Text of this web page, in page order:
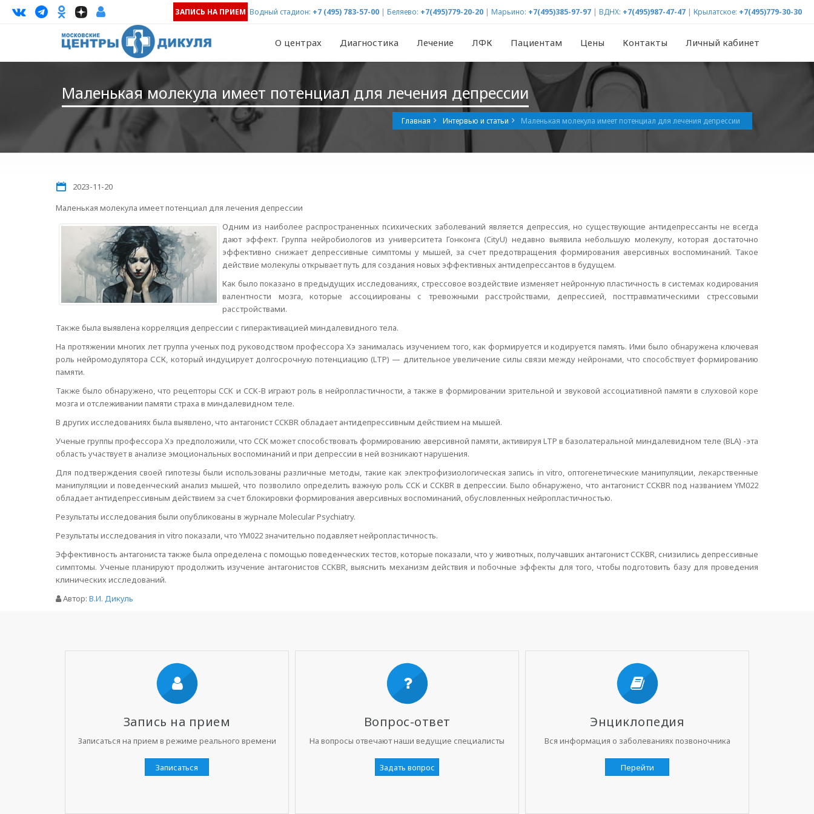
ЗАПИСЬ НА ПРИЕМ Водный стадион: +7 (495) 783-57-00 | Беляево: +7(495)779-20-20 | Марьино: +7(495)385-97-97 | ВДНХ: +7(495)987-47-47 | Крылатское: +7(495)779-30-30
О центрах Диагностика Лечение ЛФК Пациентам Цены Контакты Личный кабинет
Маленькая молекула имеет потенциал для лечения депрессии
Главная Интервью и статьи Маленькая молекула имеет потенциал для лечения депрессии
2023-11-20
Маленькая молекула имеет потенциал для лечения депрессии
Одним из наиболее распространенных психических заболеваний является депрессия, но существующие антидепрессанты не всегда
дают эффект. Группа нейробиологов из университета Гонконга (CityU) недавно выявила небольшую молекулу, которая достаточно
эффективно снижает депрессивные симптомы у мышей, за счет предотвращения формирования аверсивных воспоминаний. Такое
действие молекулы открывает путь для создания новых эффективных антидепрессантов в будущем.
Как было показано в предыдущих исследованиях, стрессовое воздействие изменяет нейронную пластичность в системах кодирования
валентности мозга, которые ассоциированы с тревожными расстройствами, депрессией, посттравматическими стрессовыми
расстройствами.
Также была выявлена корреляция депрессии с гиперактивацией миндалевидного тела.
На протяжении многих лет группа ученых под руководством профессора Хэ занималась изучением того, как формируется и кодируется память. Ими было обнаружена ключевая
роль нейромодулятора ССК, который индуцирует долгосрочную потенциацию (LTP) — длительное увеличение силы связи между нейронами, что способствует формированию
памяти.
Также было обнаружено, что рецепторы CCK и CCK-B играют роль в нейропластичности, а также в формировании зрительной и звуковой ассоциативной памяти в слуховой коре
мозга и отслеживании памяти страха в миндалевидном теле.
В других исследованиях была выявлено, что антагонист CCKBR обладает антидепрессивным действием на мышей.
Ученые группы профессора Хэ предположили, что CCK может способствовать формированию аверсивной памяти, активируя LTP в базолатеральной миндалевидном теле (BLA) -эта
область участвует в анализе эмоциональных воспоминаний и при депрессии в ней возникают нарушения.
Для подтверждения своей гипотезы были использованы различные методы, такие как электрофизиологическая запись in vitro, оптогенетические манипуляции, лекарственные
манипуляции и поведенческий анализ мышей, что позволило определить важную роль CCK и CCKBR в депрессии. Было обнаружено, что антагонист CCKBR под названием YM022
обладает антидепрессивным действием за счет блокировки формирования аверсивных воспоминаний, обусловленных нейропластичностью.
Результаты исследования были опубликованы в журнале Molecular Psychiatry.
Результаты исследования in vitro показали, что YM022 значительно подавляет нейропластичность.
Эффективность антагониста также была определена с помощью поведенческих тестов, которые показали, что у животных, получавших антагонист CCKBR, снизились депрессивные
симптомы. Ученые планируют продолжить изучение антагонистов CCKBR, выяснить механизм действия и побочные эффекты для того, чтобы подготовить базу для проведения
клинических исследований.
Автор: В.И. Дикуль
Запись на прием
Записаться на прием в режиме реального времени
Записаться
Вопрос-ответ
На вопросы отвечают наши ведущие специалисты
Задать вопрос
Энциклопедия
Вся информация о заболеваниях позвоночника
Перейти